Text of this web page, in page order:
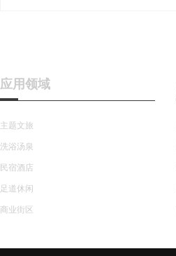
应用领域
主题文旅
洗浴汤泉
民宿酒店
足道休闲
商业街区